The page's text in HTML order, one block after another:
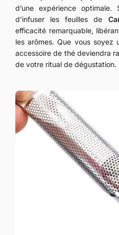
d’une expérience
d’infuser les feuilles de
efficacité remarquable,
les arômes. Que vous
accessoire de thé deviendra
de votre ritual de dégustation.